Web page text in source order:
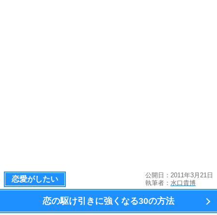
恋愛がしたい
公開日：2011年3月21日
執筆者： 水口貴博
恋の駆け引きに強くなる30の方法